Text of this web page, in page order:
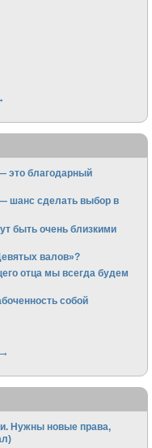
это благодарный
шанс сделать выбор в
быть очень близкими
валов»?
отца мы всегда будем
собой
→
Нужны новые права,